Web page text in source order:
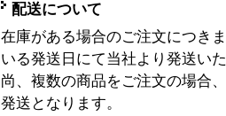
配送について
在庫がある場合のご注文につき
いる発送日にて当社より発送い
尚、複数の商品をご注文の場合
発送となります。